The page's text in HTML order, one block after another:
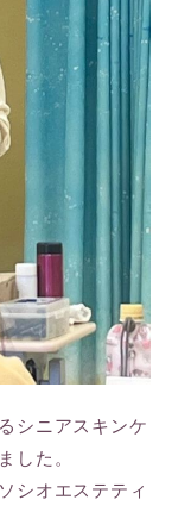
シニアスキンケ
した。
シオエステティ